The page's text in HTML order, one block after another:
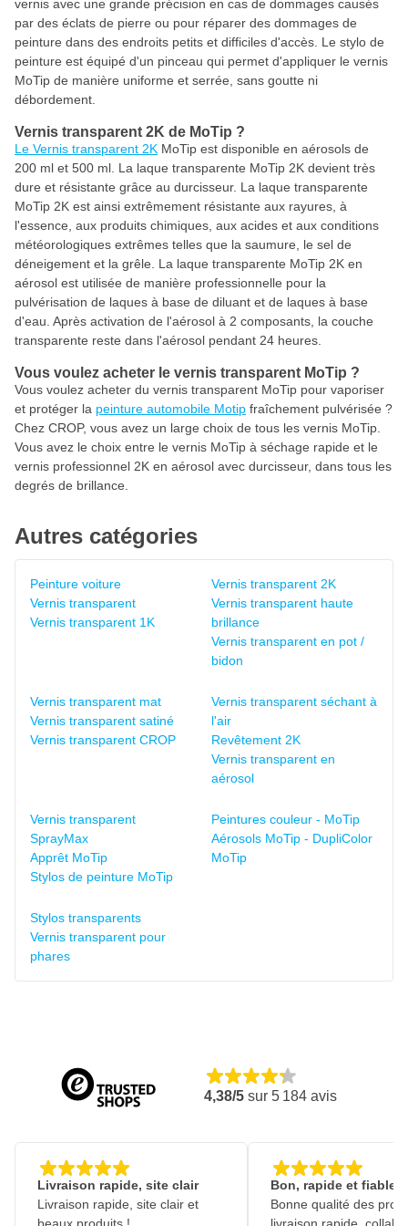
vernis avec une grande précision en cas de dommages causés
par des éclats de pierre ou pour réparer des dommages de
peinture dans des endroits petits et difficiles d'accès. Le stylo de
peinture est équipé d'un pinceau qui permet d'appliquer le vernis
MoTip de manière uniforme et serrée, sans goutte ni
débordement.
Vernis transparent 2K de MoTip ?
Le Vernis transparent 2K MoTip est disponible en aérosols de
200 ml et 500 ml. La laque transparente MoTip 2K devient très
dure et résistante grâce au durcisseur. La laque transparente
MoTip 2K est ainsi extrêmement résistante aux rayures, à
l'essence, aux produits chimiques, aux acides et aux conditions
météorologiques extrêmes telles que la saumure, le sel de
déneigement et la grêle. La laque transparente MoTip 2K en
aérosol est utilisée de manière professionnelle pour la
pulvérisation de laques à base de diluant et de laques à base
d'eau. Après activation de l'aérosol à 2 composants, la couche
transparente reste dans l'aérosol pendant 24 heures.
Vous voulez acheter le vernis transparent MoTip ?
Vous voulez acheter du vernis transparent MoTip pour vaporiser
et protéger la peinture automobile Motip fraîchement pulvérisée ?
Chez CROP, vous avez un large choix de tous les vernis MoTip.
Vous avez le choix entre le vernis MoTip à séchage rapide et le
vernis professionnel 2K en aérosol avec durcisseur, dans tous les
degrés de brillance.
Autres catégories
Peinture voiture
Vernis transparent
Vernis transparent 1K
Vernis transparent 2K
Vernis transparent haute
brillance
Vernis transparent en pot /
bidon
Vernis transparent mat
Vernis transparent satiné
Vernis transparent CROP
Vernis transparent séchant à
l'air
Revêtement 2K
Vernis transparent en
aérosol
Vernis transparent
SprayMax
Apprêt MoTip
Stylos de peinture MoTip
Peintures couleur - MoTip
Aérosols MoTip - DupliColor
MoTip
Stylos transparents
Vernis transparent pour
phares
4,38/5 sur 5 184 avis
Livraison rapide, site clair
Livraison rapide, site clair et
Bon, rapide et fiable
Bonne qualité des